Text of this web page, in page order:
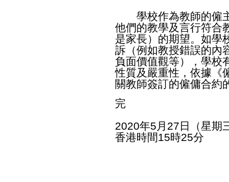
學校作為教師的僱主
他們的教學及言行符合
是家長）的期望。如學
訴（例如教授錯誤的內
負面價值觀等），學校
性質及嚴重性，依據《
關教師簽訂的僱傭合約
完
2020年5月27日（星期
香港時間15時25分